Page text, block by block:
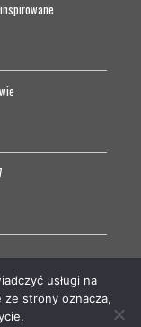
usługi na
ze strony oznacza,